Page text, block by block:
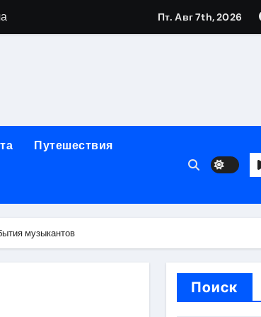
и ориентиры по возрасту, росту и полу
в условиях неопределённости
и риски
тарифы и советы по планированию поездки
Пт. Авг 7th, 2026
Путешествия
музыкантов
Поиск